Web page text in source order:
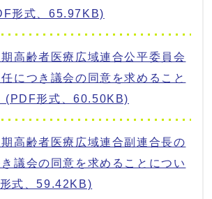
形式、65.97KB)
高齢者医療広域連合公平委員会
につき議会の同意を求めること
(PDF形式、60.50KB)
高齢者医療広域連合副連合長の
議会の同意を求めることについ
式、59.42KB)